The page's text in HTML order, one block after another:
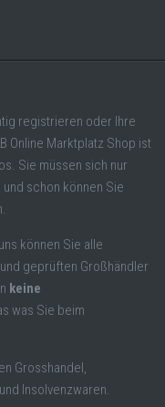
registrieren oder Ihre
Online Marktplatz Shop ist
Sie müssen sich nur
und schon können Sie
können Sie alle
geprüften Großhändler
keine
was Sie beim
Grosshandel,
Insolvenzwaren.